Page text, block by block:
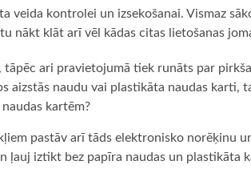
veida kontrolei un izsekošanai. Vismaz
nākt klāt arī vēl kādas citas lietošanas
ari pravietojumā tiek runāts par
aizstās naudu vai plastikāta naudas karti,
kartēm?
pastāv arī tāds elektronisko norēķinu
ļauj iztikt bez papīra naudas un plastikāta